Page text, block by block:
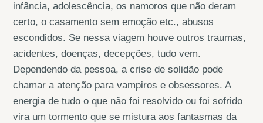
infância, adolescência, os namoros que não deram
certo, o casamento sem emoção etc., abusos
escondidos. Se nessa viagem houve outros traumas,
acidentes, doenças, decepções, tudo vem.
Dependendo da pessoa, a crise de solidão pode
chamar a atenção para vampiros e obsessores. A
energia de tudo o que não foi resolvido ou foi sofrido
vira um tormento que se mistura aos fantasmas da